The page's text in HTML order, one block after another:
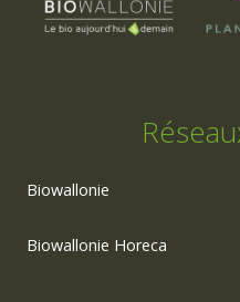
Biowallonie
Biowallonie Horeca